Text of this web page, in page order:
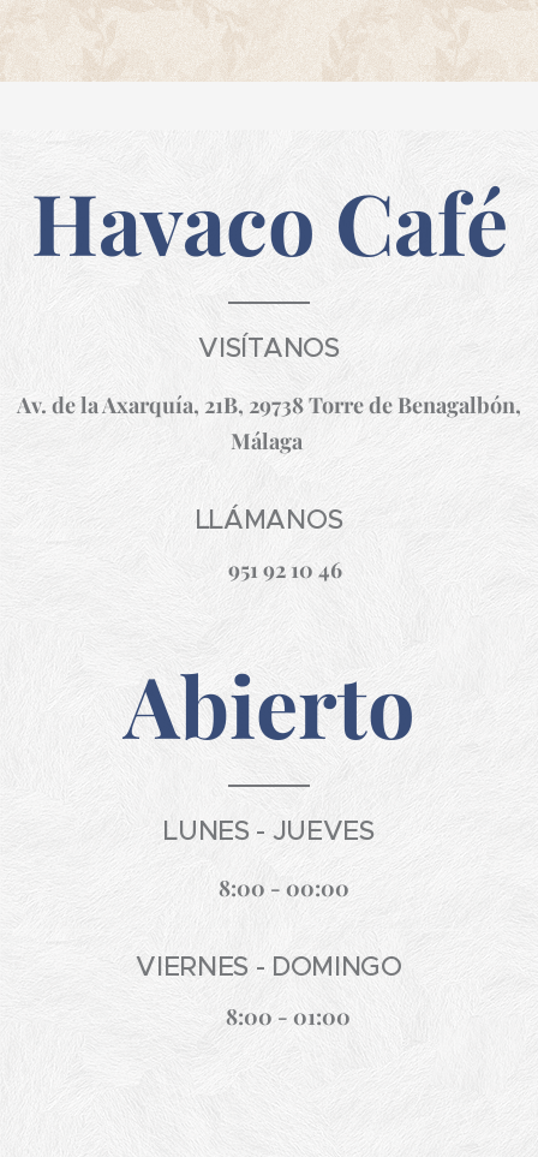
Havaco Café
VISÍTANOS
Av. de la Axarquía, 21B, 29738 Torre de Benagalbón,
Málaga
LLÁMANOS
951 92 10 46
Abierto
LUNES - JUEVES
8:00 - 00:00
VIERNES - DOMINGO
8:00 - 01:00